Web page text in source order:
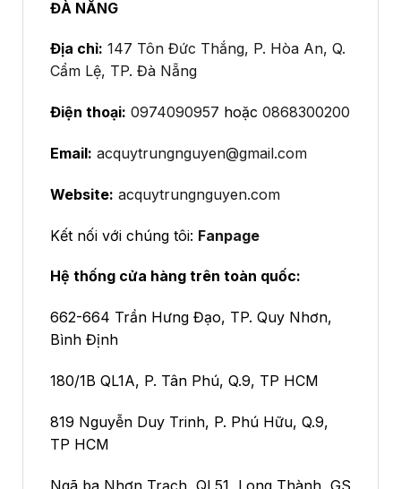
ĐÀ NẴNG
Địa chỉ: 147 Tôn Đức Thắng, P. Hòa An, Q.
Cẩm Lệ, TP. Đà Nẵng
Điện thoại: 0974090957 hoặc 0868300200
Email: acquytrungnguyen@gmail.com
Website: acquytrungnguyen.com
Kết nối với chúng tôi: Fanpage
Hệ thống cửa hàng trên toàn quốc:
662-664 Trần Hưng Đạo, TP. Quy Nhơn,
Bình Định
180/1B QL1A, P. Tân Phú, Q.9, TP HCM
819 Nguyễn Duy Trinh, P. Phú Hữu, Q.9,
TP HCM
Ngã ba Nhơn Trạch, QL51, Long Thành, GS